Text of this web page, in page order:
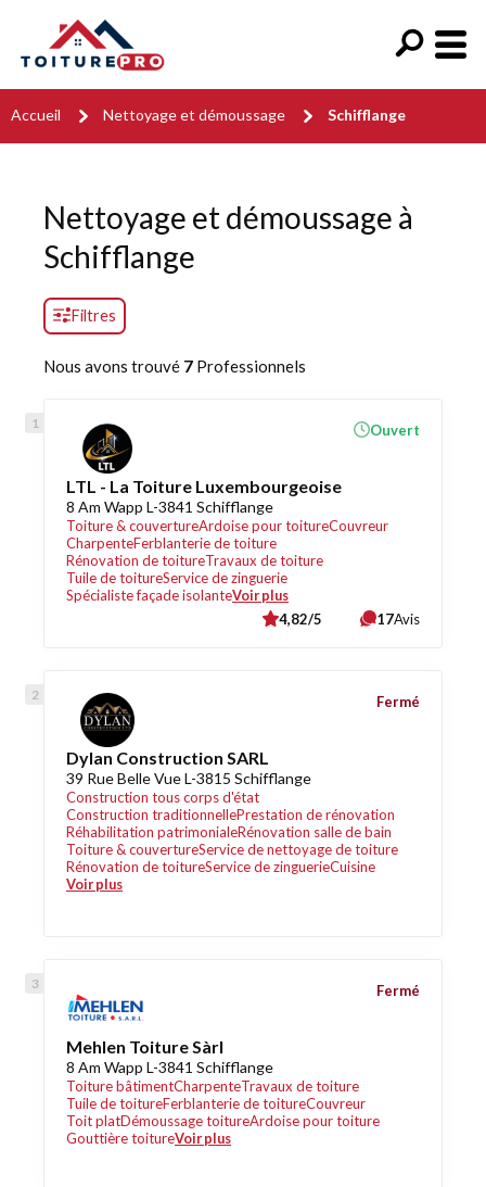
Accueil Nettoyage et démoussage Schifflange
Nettoyage et démoussage à
Schifflange
Filtres
Nous avons trouvé 7 Professionnels
LTL - La Toiture Luxembourgeoise
8 Am Wapp L-3841 Schifflange
Toiture & couvertureArdoise pour toitureCouvreur
CharpenteFerblanterie de toiture
Rénovation de toitureTravaux de toiture
Tuile de toitureService de zinguerie
Spécialiste façade isolanteVoir plus
Ouvert
4,82/5 17Avis
Dylan Construction SARL
39 Rue Belle Vue L-3815 Schifflange
Construction tous corps d'état
Construction traditionnellePrestation de rénovation
Réhabilitation patrimonialeRénovation salle de bain
Toiture & couvertureService de nettoyage de toiture
Rénovation de toitureService de zinguerieCuisine
Voir plus
Fermé
Mehlen Toiture Sàrl
8 Am Wapp L-3841 Schifflange
Toiture bâtimentCharpenteTravaux de toiture
Tuile de toitureFerblanterie de toitureCouvreur
Toit platDémoussage toitureArdoise pour toiture
Gouttière toitureVoir plus
Fermé